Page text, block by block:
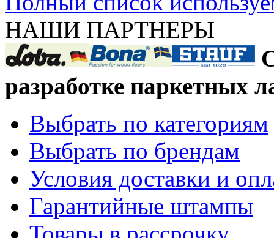
НАШИ ПАРТНЕРЫ
разработке паркетных
Выбрать по категориям
Выбрать по брендам
Условия доставки и
Гарантийные штампы